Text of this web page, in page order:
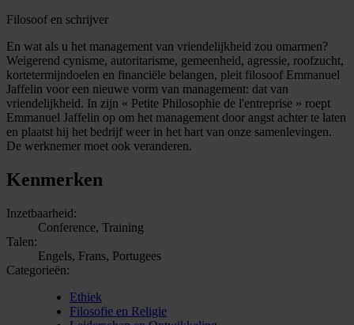
Filosoof en schrijver
En wat als u het management van vriendelijkheid zou omarmen?
Weigerend cynisme, autoritarisme, gemeenheid, agressie, roofzucht,
kortetermijndoelen en financiële belangen, pleit filosoof Emmanuel
Jaffelin voor een nieuwe vorm van management: dat van
vriendelijkheid. In zijn « Petite Philosophie de l'entreprise » roept
Emmanuel Jaffelin op om het management door angst achter te laten
en plaatst hij het bedrijf weer in het hart van onze samenlevingen.
De werknemer moet ook veranderen.
Kenmerken
Inzetbaarheid:
Conference, Training
Talen:
Engels, Frans, Portugees
Categorieën:
Ethiek
Filosofie en Religie